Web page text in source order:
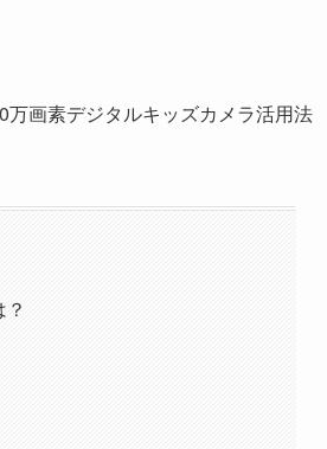
画素デジタルキッズカメラ活用法